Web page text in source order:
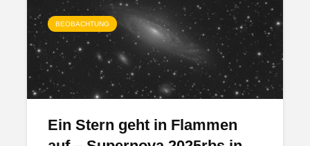
BEOBACHTUNG
Ein Stern geht in Flammen